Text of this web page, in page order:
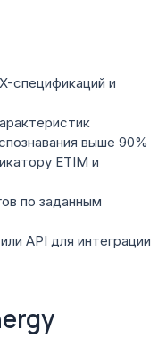
спецификаций и
выше 90%
ETIM и
по заданным
API для интеграции